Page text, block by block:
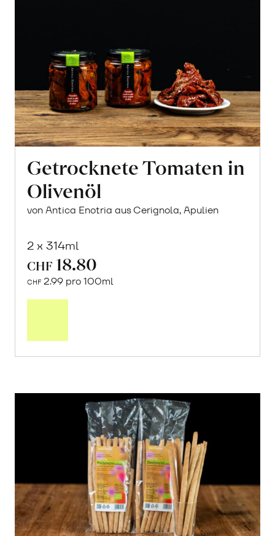
Getrocknete Tomaten in
Olivenöl
von Antica Enotria aus Cerignola, Apulien
2 x 314ml
CHF 18.80
CHF 2.99 pro 100ml